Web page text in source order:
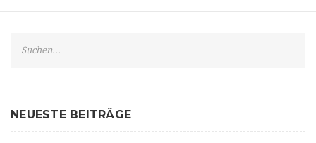
h
NEUESTE BEITRÄGE